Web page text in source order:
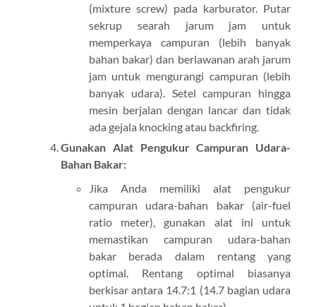
(mixture screw) pada karburator. Putar
sekrup searah jarum jam untuk
memperkaya campuran (lebih banyak
bahan bakar) dan berlawanan arah jarum
jam untuk mengurangi campuran (lebih
banyak udara). Setel campuran hingga
mesin berjalan dengan lancar dan tidak
ada gejala knocking atau backfiring.
Gunakan Alat Pengukur Campuran Udara-
Bahan Bakar:
Jika Anda memiliki alat pengukur
campuran udara-bahan bakar (air-fuel
ratio meter), gunakan alat ini untuk
memastikan campuran udara-bahan
bakar berada dalam rentang yang
optimal. Rentang optimal biasanya
berkisar antara 14.7:1 (14.7 bagian udara